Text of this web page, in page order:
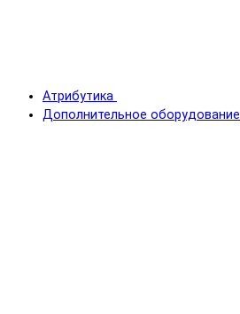
Атрибутика
Дополнительное оборудование